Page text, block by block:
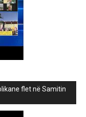
flet në Samitin